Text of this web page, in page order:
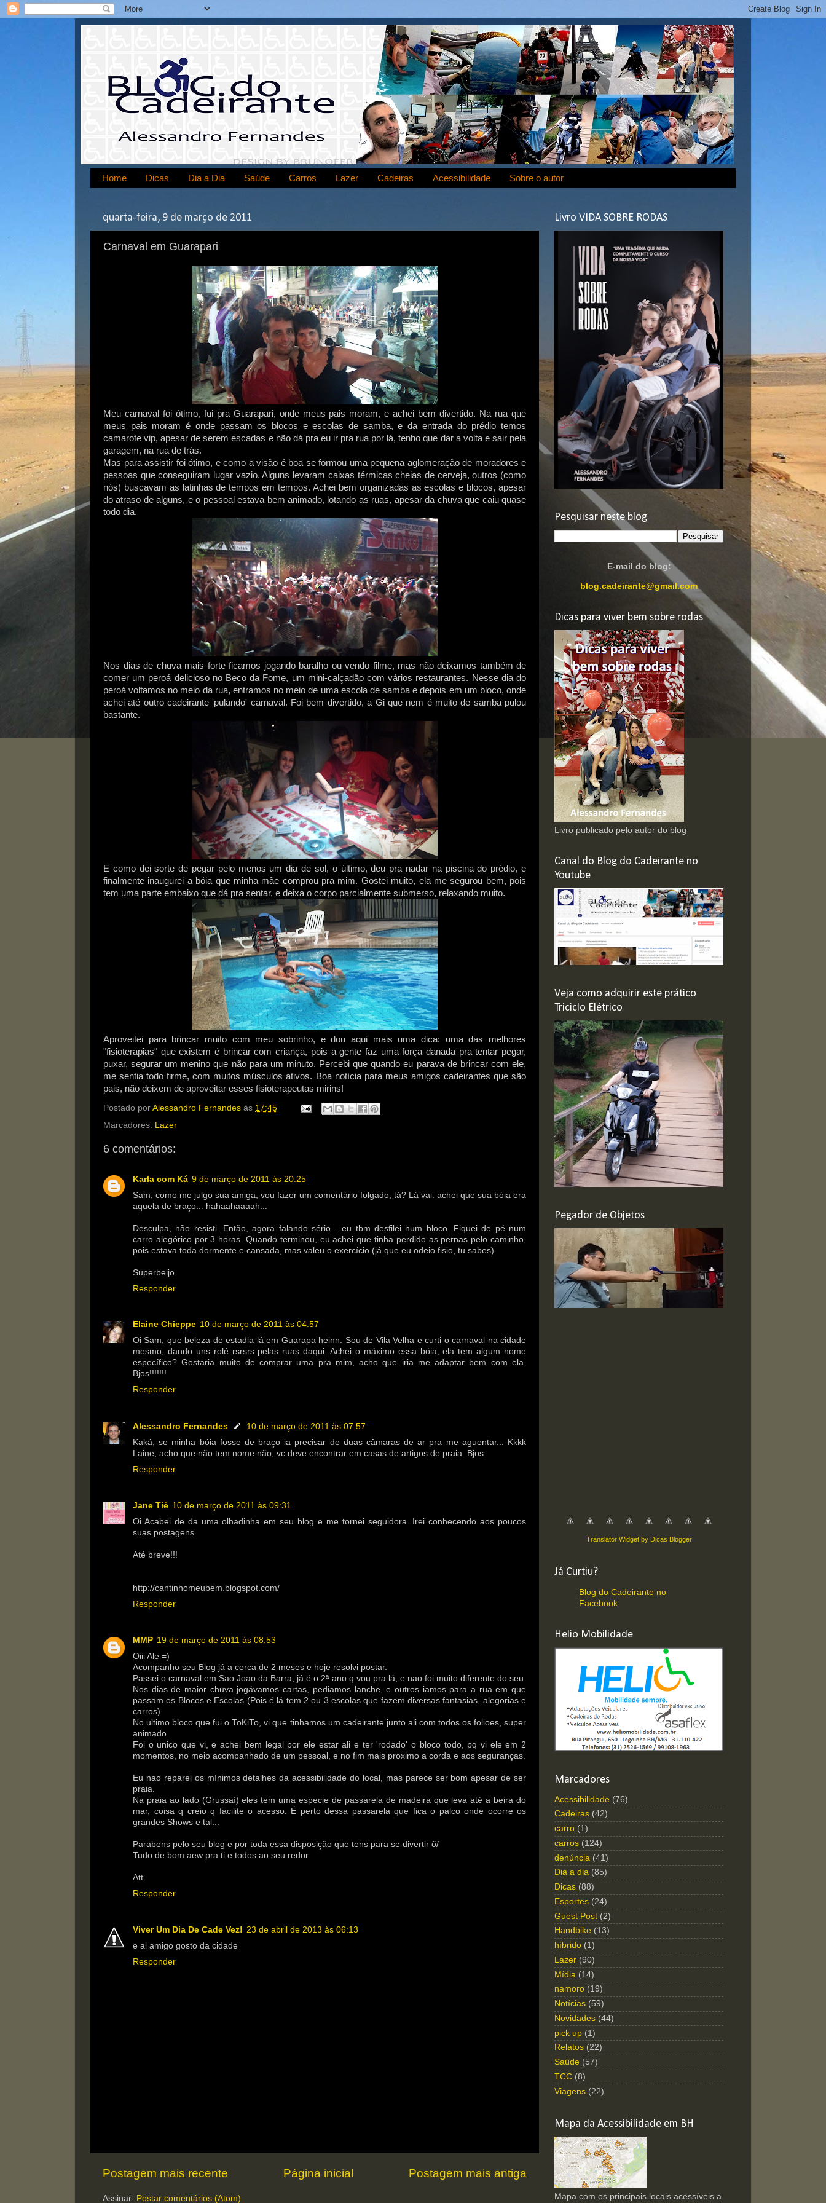
Home Dicas Dia a Dia Saúde Carros Lazer Cadeiras Acessibilidade Sobre o autor
quarta-feira, 9 de março de 2011
Carnaval em Guarapari
Meu carnaval foi ótimo, fui pra Guarapari, onde meus pais moram, e achei bem divertido. Na rua que
meus pais moram é onde passam os blocos e escolas de samba, e da entrada do prédio temos
camarote vip, apesar de serem escadas e não dá pra eu ir pra rua por lá, tenho que dar a volta e sair pela
garagem, na rua de trás.
Mas para assistir foi ótimo, e como a visão é boa se formou uma pequena aglomeração de moradores e
pessoas que conseguiram lugar vazio. Alguns levaram caixas térmicas cheias de cerveja, outros (como
nós) buscavam as latinhas de tempos em tempos. Achei bem organizadas as escolas e blocos, apesar
do atraso de alguns, e o pessoal estava bem animado, lotando as ruas, apesar da chuva que caiu quase
todo dia.
Nos dias de chuva mais forte ficamos jogando baralho ou vendo filme, mas não deixamos também de
comer um peroá delicioso no Beco da Fome, um mini-calçadão com vários restaurantes. Nesse dia do
peroá voltamos no meio da rua, entramos no meio de uma escola de samba e depois em um bloco, onde
achei até outro cadeirante 'pulando' carnaval. Foi bem divertido, a Gi que nem é muito de samba pulou
bastante.
E como dei sorte de pegar pelo menos um dia de sol, o último, deu pra nadar na piscina do prédio, e
finalmente inaugurei a bóia que minha mãe comprou pra mim. Gostei muito, ela me segurou bem, pois
tem uma parte embaixo que dá pra sentar, e deixa o corpo parcialmente submerso, relaxando muito.
Aproveitei para brincar muito com meu sobrinho, e dou aqui mais uma dica: uma das melhores
"fisioterapias" que existem é brincar com criança, pois a gente faz uma força danada pra tentar pegar,
puxar, segurar um menino que não para um minuto. Percebi que quando eu parava de brincar com ele,
me sentia todo firme, com muitos músculos ativos. Boa notícia para meus amigos cadeirantes que são
pais, não deixem de aproveitar esses fisioterapeutas mirins!
Postado por Alessandro Fernandes às 17:45
Marcadores: Lazer
6 comentários:
Karla com Ká 9 de março de 2011 às 20:25
Sam, como me julgo sua amiga, vou fazer um comentário folgado, tá? Lá vai: achei que sua bóia era
aquela de braço... hahaahaaaah...
Desculpa, não resisti. Então, agora falando sério... eu tbm desfilei num bloco. Fiquei de pé num
carro alegórico por 3 horas. Quando terminou, eu achei que tinha perdido as pernas pelo caminho,
pois estava toda dormente e cansada, mas valeu o exercício (já que eu odeio fisio, tu sabes).
Superbeijo.
Responder
Elaine Chieppe 10 de março de 2011 às 04:57
Oi Sam, que beleza de estadia lá em Guarapa heinn. Sou de Vila Velha e curti o carnaval na cidade
mesmo, dando uns rolé rsrsrs pelas ruas daqui. Achei o máximo essa bóia, ela tem algum nome
específico? Gostaria muito de comprar uma pra mim, acho que iria me adaptar bem com ela.
Bjos!!!!!!!
Responder
Alessandro Fernandes
10 de março de 2011 às 07:57
Kaká, se minha bóia fosse de braço ia precisar de duas câmaras de ar pra me aguentar... Kkkk
Laine, acho que não tem nome não, vc deve encontrar em casas de artigos de praia. Bjos
Responder
Jane Tiê 10 de março de 2011 às 09:31
Oi Acabei de da uma olhadinha em seu blog e me tornei seguidora. Irei conhecendo aos poucos
suas postagens.
Até breve!!!
http://cantinhomeubem.blogspot.com/
Responder
MMP 19 de março de 2011 às 08:53
Oiii Ale =)
Acompanho seu Blog já a cerca de 2 meses e hoje resolvi postar.
Passei o carnaval em Sao Joao da Barra, já é o 2ª ano q vou pra lá, e nao foi muito diferente do seu.
Nos dias de maior chuva jogávamos cartas, pediamos lanche, e outros iamos para a rua em que
passam os Blocos e Escolas (Pois é lá tem 2 ou 3 escolas que fazem diversas fantasias, alegorias e
carros)
No ultimo bloco que fui o ToKiTo, vi que tinhamos um cadeirante junto ali com todos os folioes, super
animado.
Foi o unico que vi, e achei bem legal por ele estar ali e ter 'rodado' o bloco todo, pq vi ele em 2
momentos, no meio acompanhado de um pessoal, e no fim mais proximo a corda e aos seguranças.
Eu nao reparei os mínimos detalhes da acessibilidade do local, mas parece ser bom apesar de ser
praia.
Na praia ao lado (Grussaí) eles tem uma especie de passarela de madeira que leva até a beira do
mar, coisa q creio q facilite o acesso. É perto dessa passarela que fica o palco onde ocorre os
grandes Shows e tal...
Parabens pelo seu blog e por toda essa disposição que tens para se divertir õ/
Tudo de bom aew pra ti e todos ao seu redor.
Att
Responder
Viver Um Dia De Cade Vez! 23 de abril de 2013 às 06:13
e ai amigo gosto da cidade
Responder
Postagem mais recente Postagem mais antiga
Página inicial
Assinar: Postar comentários (Atom)
Livro VIDA SOBRE RODAS
Pesquisar neste blog
E-mail do blog:
blog.cadeirante@gmail.com
Dicas para viver bem sobre rodas
Livro publicado pelo autor do blog
Canal do Blog do Cadeirante no
Youtube
Veja como adquirir este prático
Triciclo Elétrico
Pegador de Objetos
Translator Widget by Dicas Blogger
Já Curtiu?
Blog do Cadeirante no
Facebook
Helio Mobilidade
Marcadores
Acessibilidade (76)
Cadeiras (42)
carro (1)
carros (124)
denúncia (41)
Dia a dia (85)
Dicas (88)
Esportes (24)
Guest Post (2)
Handbike (13)
híbrido (1)
Lazer (90)
Mídia (14)
namoro (19)
Notícias (59)
Novidades (44)
pick up (1)
Relatos (22)
Saúde (57)
TCC (8)
Viagens (22)
Mapa da Acessibilidade em BH
Mapa com os principais locais acessíveis a